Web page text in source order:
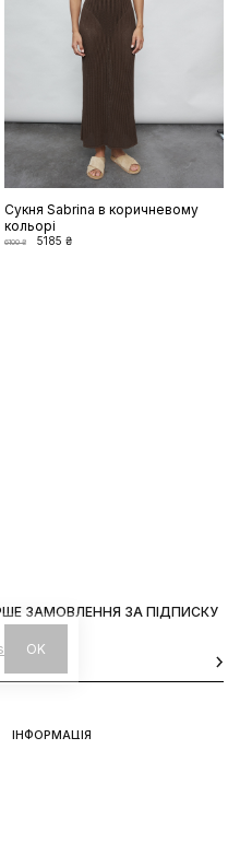
Сукня Sabrina в коричневому
кольорі
6100 ₴ 5185 ₴
ІНФОРМАЦІЯ
ЗАМОВЛЕННЯ ЗА ПІДПИСКУ
OK